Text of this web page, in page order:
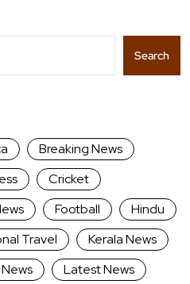
Search
Breaking News
Cricket
Football
Hindu
Travel
Kerala News
Latest News